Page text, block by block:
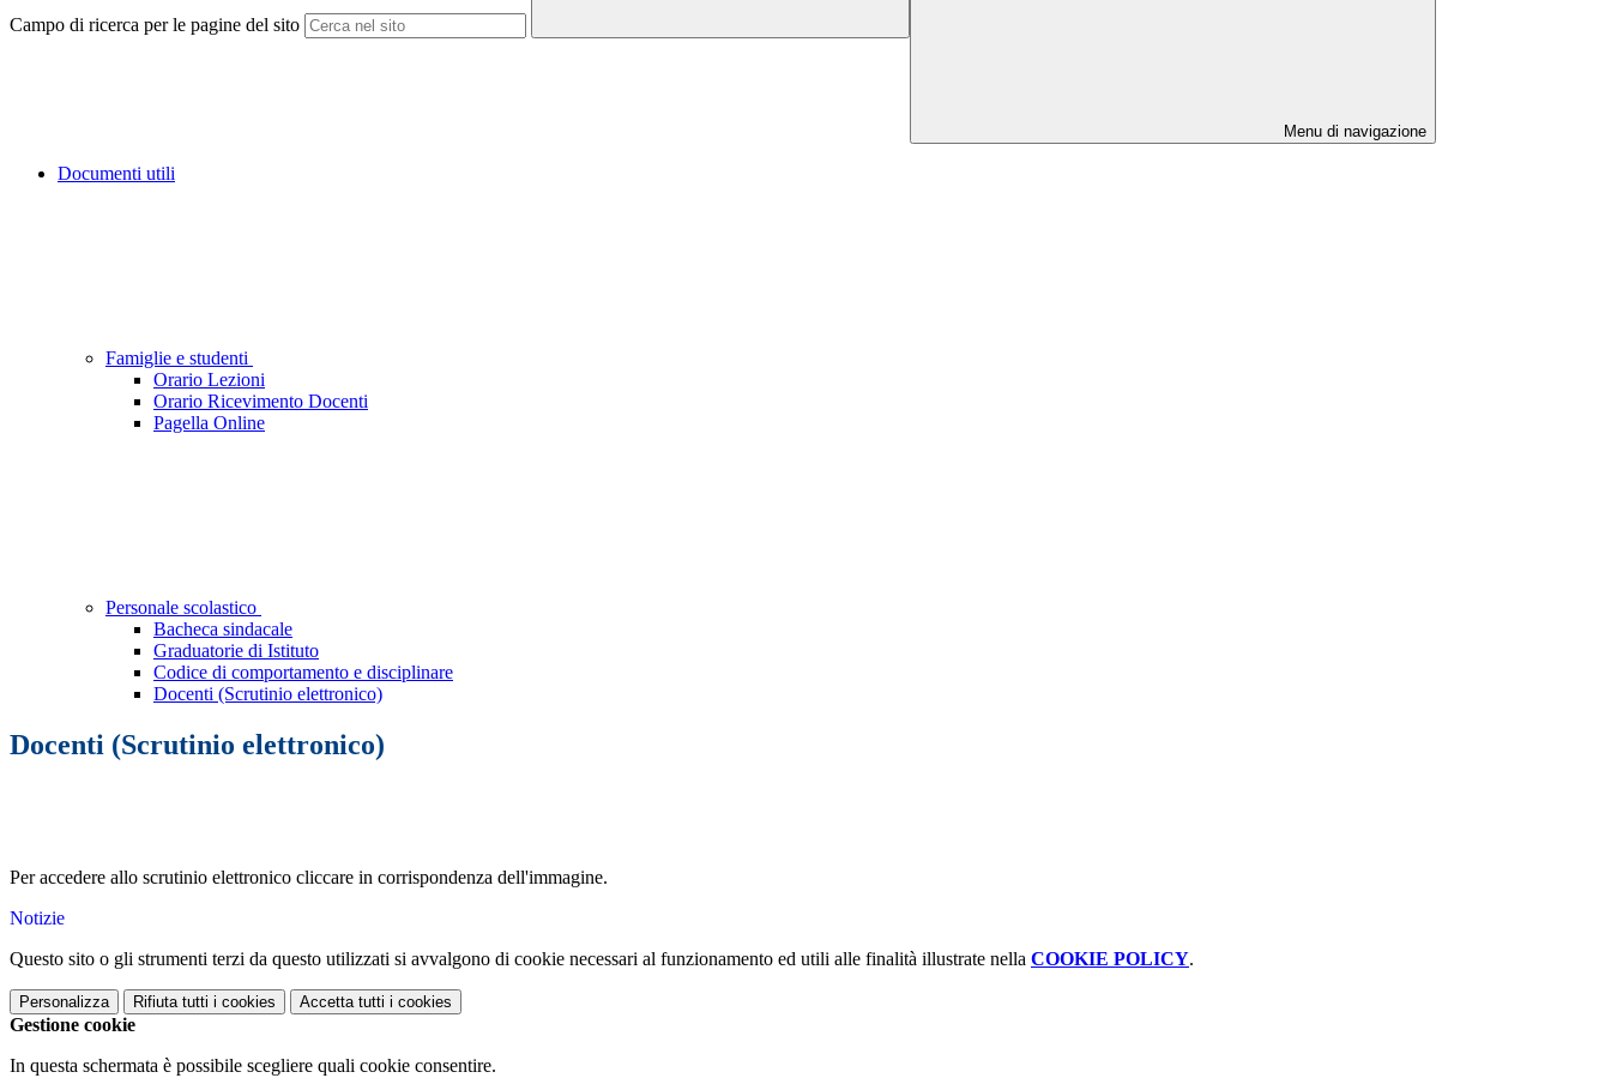
Campo di ricerca per le pagine del sito
Menu di navigazione
Documenti utili
Famiglie e studenti
Orario Lezioni
Orario Ricevimento Docenti
Pagella Online
Personale scolastico
Bacheca sindacale
Graduatorie di Istituto
Codice di comportamento e disciplinare
Docenti (Scrutinio elettronico)
Docenti (Scrutinio elettronico)
Per accedere allo scrutinio elettronico cliccare in corrispondenza dell'immagine.
Notizie
Questo sito o gli strumenti terzi da questo utilizzati si avvalgono di cookie necessari al funzionamento ed utili alle finalità illustrate nella COOKIE POLICY.
Personalizza Rifiuta tutti i cookies Accetta tutti i cookies
Gestione cookie
In questa schermata è possibile scegliere quali cookie consentire.